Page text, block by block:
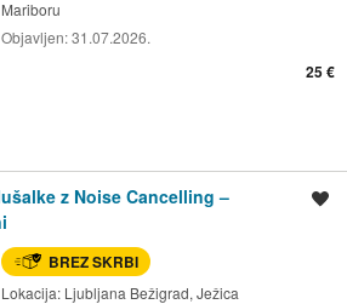
Mariboru
Objavljen:31.07.2026.
25 €
z Noise Cancelling –
BREZ SKRBI
Lokacija: Ljubljana Bežigrad, Ježica